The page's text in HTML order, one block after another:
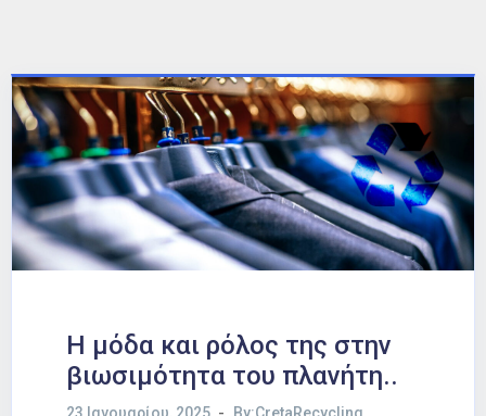
Η μόδα και ρόλος της στην
βιωσιμότητα του πλανήτη..